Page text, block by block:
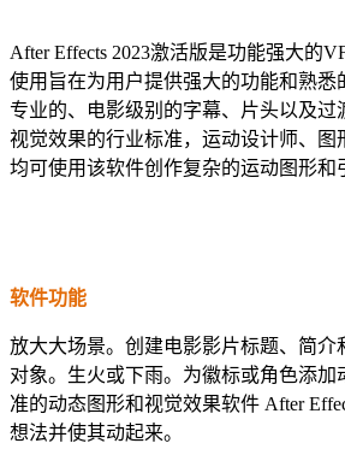
After Effects 2023激活版是功能强大的
使用旨在为用户提供强大的功能和熟悉
专业的、电影级别的字幕、片头以及过
视觉效果的行业标准，运动设计师、图
均可使用该软件创作复杂的运动图形和
软件功能
放大大场景。创建电影影片标题、简介
对象。生火或下雨。为徽标或角色添加
准的动态图形和视觉效果软件 After
想法并使其动起来。